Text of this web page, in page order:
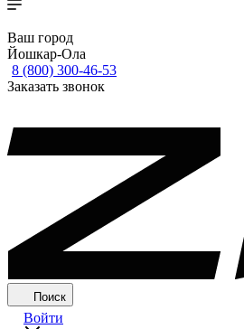
Ваш город
Йошкар-Ола
8 (800) 300-46-53
Заказать звонок
Поиск
Войти